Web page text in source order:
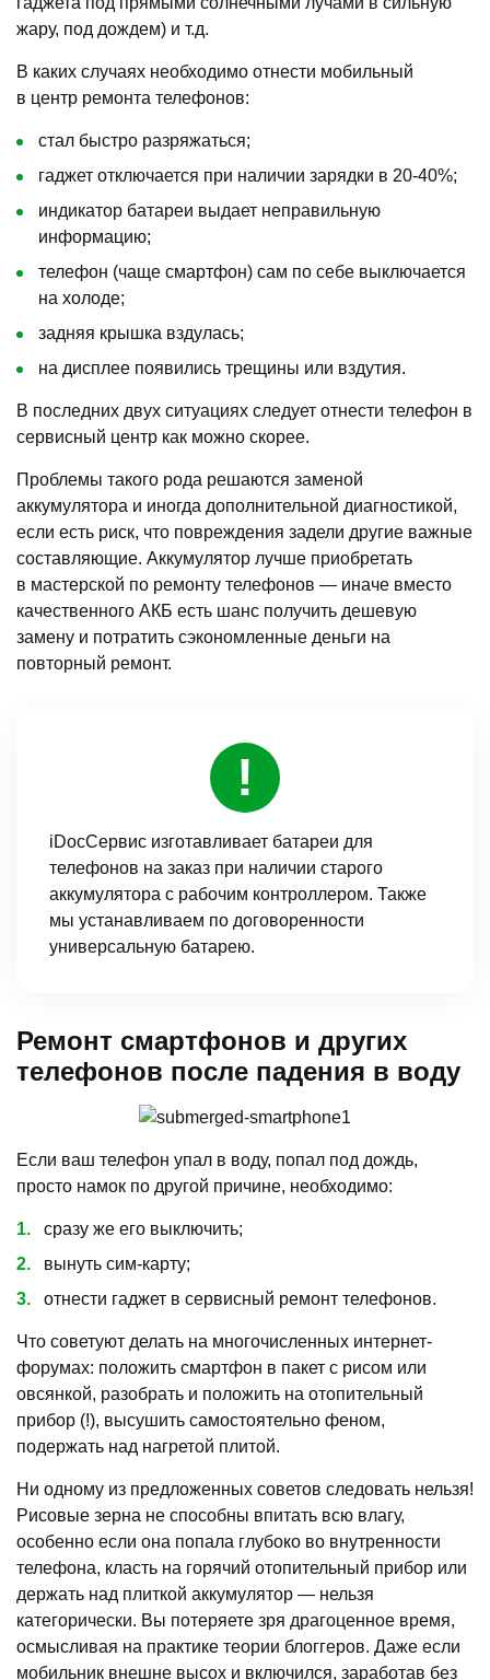
жару, под дождем) и т.д.
В каких случаях необходимо отнести мобильный
в центр ремонта телефонов:
стал быстро разряжаться;
гаджет отключается при наличии зарядки в 20-40%;
индикатор батареи выдает неправильную
информацию;
телефон (чаще смартфон) сам по себе выключается
на холоде;
задняя крышка вздулась;
на дисплее появились трещины или вздутия.
В последних двух ситуациях следует отнести телефон в
сервисный центр как можно скорее.
Проблемы такого рода решаются заменой
аккумулятора и иногда дополнительной диагностикой,
если есть риск, что повреждения задели другие важные
составляющие. Аккумулятор лучше приобретать
в мастерской по ремонту телефонов — иначе вместо
качественного АКБ есть шанс получить дешевую
замену и потратить сэкономленные деньги на
повторный ремонт.
iDocСервис изготавливает батареи для
телефонов на заказ при наличии старого
аккумулятора с рабочим контроллером. Также
мы устанавливаем по договоренности
универсальную батарею.
Ремонт смартфонов и других
телефонов после падения в воду
Если ваш телефон упал в воду, попал под дождь,
просто намок по другой причине, необходимо:
сразу же его выключить;
вынуть сим-карту;
отнести гаджет в сервисный ремонт телефонов.
Что советуют делать на многочисленных интернет-
форумах: положить смартфон в пакет с рисом или
овсянкой, разобрать и положить на отопительный
прибор (!), высушить самостоятельно феном,
подержать над нагретой плитой.
Ни одному из предложенных советов следовать нельзя!
Рисовые зерна не способны впитать всю влагу,
особенно если она попала глубоко во внутренности
телефона, класть на горячий отопительный прибор или
держать над плиткой аккумулятор — нельзя
категорически. Вы потеряете зря драгоценное время,
осмысливая на практике теории блоггеров. Даже если
мобильник внешне высох и включился, заработав без